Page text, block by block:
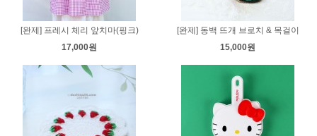
[완제] 프레시 체리 앞치마(핑크)
17,000원
[완제] 동백 뜨개 브로치 & 목걸이
15,000원